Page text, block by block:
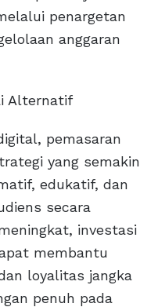
penargetan
anggaran
Alternatif
pemasaran
yang semakin
edukatif, dan
secara
investasi
membantu
loyalitas jangka
penuh pada